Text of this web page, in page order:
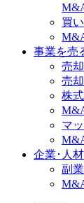
買
事業を売
売
売
株
マ
企業･人
副